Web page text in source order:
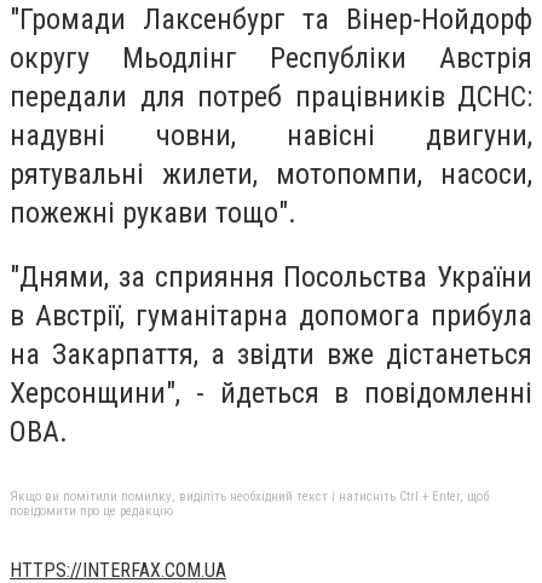
"Громади Лаксенбург та Вінер-Нойдорф
округу Мьодлінг Республіки Австрія
передали для потреб працівників ДСНС:
надувні човни, навісні двигуни,
рятувальні жилети, мотопомпи, насоси,
пожежні рукави тощо".
"Днями, за сприяння Посольства України
в Австрії, гуманітарна допомога прибула
на Закарпаття, а звідти вже дістанеться
Херсонщини", - йдеться в повідомленні
ОВА.
Якщо ви помітили помилку, виділіть необхідний текст і натисніть Ctrl + Enter, щоб
повідомити про це редакцію
HTTPS://INTERFAX.COM.UA